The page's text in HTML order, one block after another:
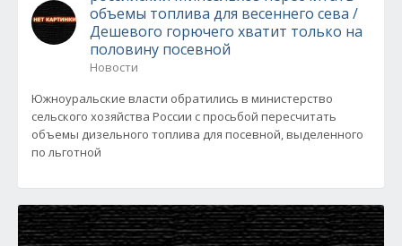
объемы топлива для весеннего сева /
Дешевого горючего хватит только на
половину посевной
Новости
Южноуральские власти обратились в министерство
сельского хозяйства России с просьбой пересчитать
объемы дизельного топлива для посевной, выделенного
по льготной